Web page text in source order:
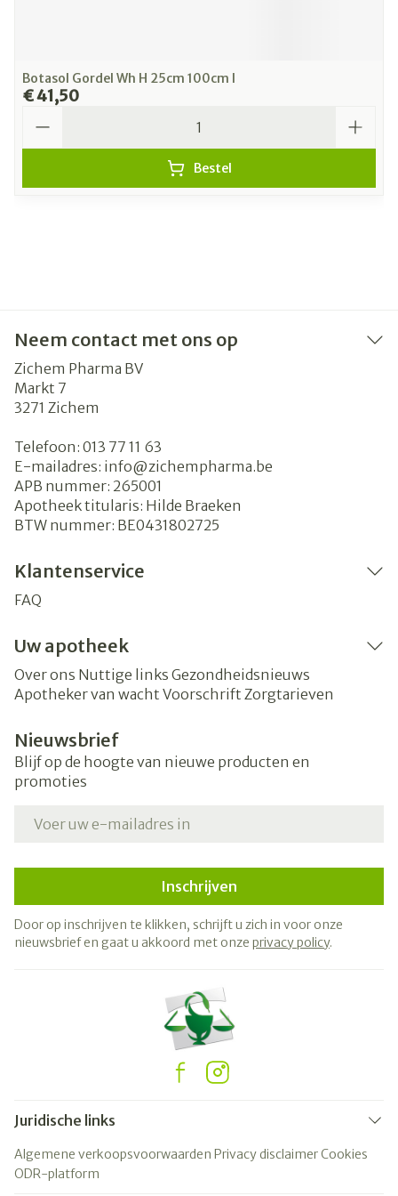
Botasol Gordel Wh H 25cm 100cm l
€ 41,50
Bestel
Neem contact met ons op
Zichem Pharma BV
Markt 7
3271 Zichem
Telefoon: 013 77 11 63
E-mailadres: info@zichempharma.be
APB nummer: 265001
Apotheek titularis: Hilde Braeken
BTW nummer: BE0431802725
Klantenservice
FAQ
Uw apotheek
Over ons Nuttige links Gezondheidsnieuws
Apotheker van wacht Voorschrift Zorgtarieven
Nieuwsbrief
Blijf op de hoogte van nieuwe producten en
promoties
Inschrijven
Door op inschrijven te klikken, schrijft u zich in voor onze
nieuwsbrief en gaat u akkoord met onze privacy policy.
Juridische links
Algemene verkoopsvoorwaarden Privacy disclaimerCookies
ODR-platform